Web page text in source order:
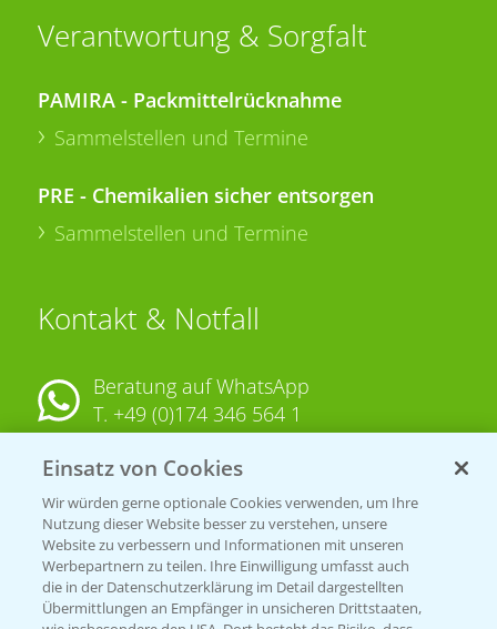
Verantwortung & Sorgfalt
PAMIRA - Packmittelrücknahme
Sammelstellen und Termine
PRE - Chemikalien sicher entsorgen
Sammelstellen und Termine
Kontakt & Notfall
Beratung auf WhatsApp
T. +49 (0)174 346 564 1
KONTAKT
Hilfe in Notfällen
T.+49 (0)214/30-20220
Einsatz von Cookies
Wir würden gerne optionale Cookies verwenden, um Ihre
Nutzung dieser Website besser zu verstehen, unsere
Website zu verbessern und Informationen mit unseren
Werbepartnern zu teilen. Ihre Einwilligung umfasst auch
die in der Datenschutzerklärung im Detail dargestellten
Übermittlungen an Empfänger in unsicheren Drittstaaten,